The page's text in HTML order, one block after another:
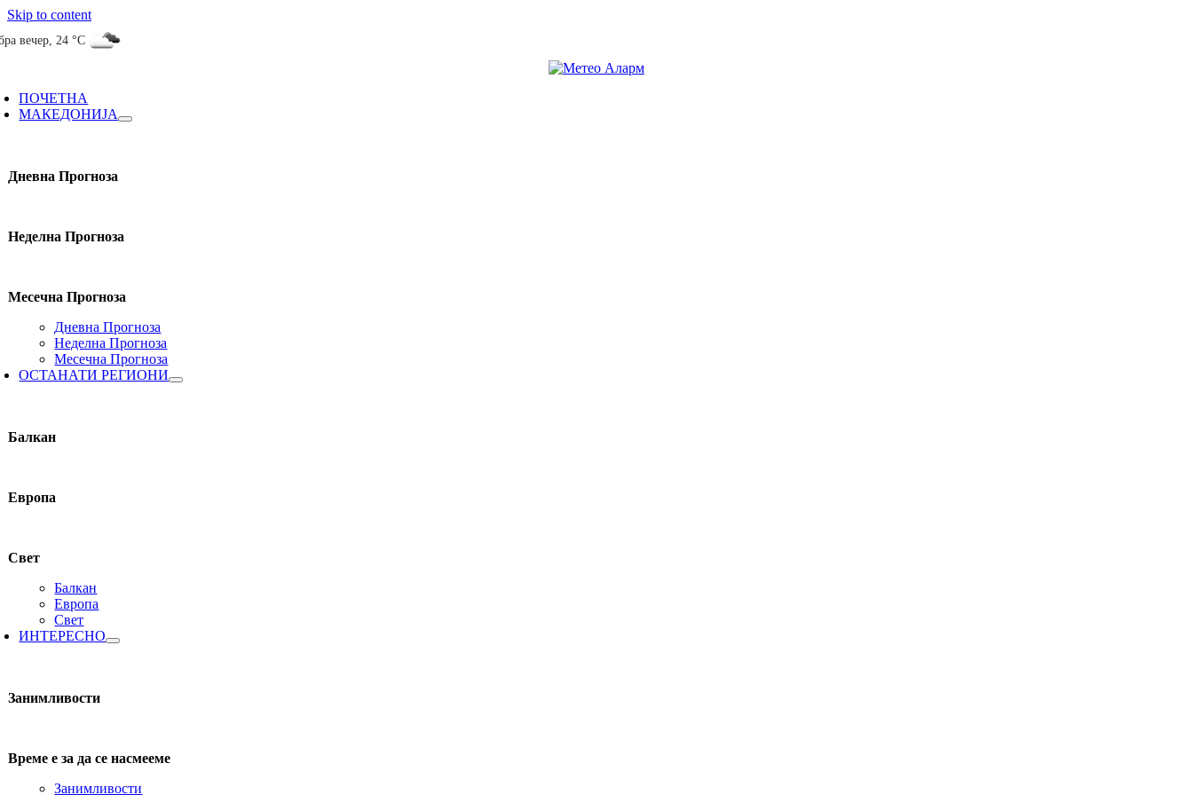
Skip to content
вечер,24 °C
ПОЧЕТНА
МАКЕДОНИЈА
Дневна Прогноза
Неделна Прогноза
Месечна Прогноза
Дневна Прогноза
Неделна Прогноза
Месечна Прогноза
ОСТАНАТИ РЕГИОНИ
Балкан
Европа
Свет
Балкан
Европа
Свет
ИНТЕРЕСНО
Занимливости
Време е за да се насмееме
Занимливости